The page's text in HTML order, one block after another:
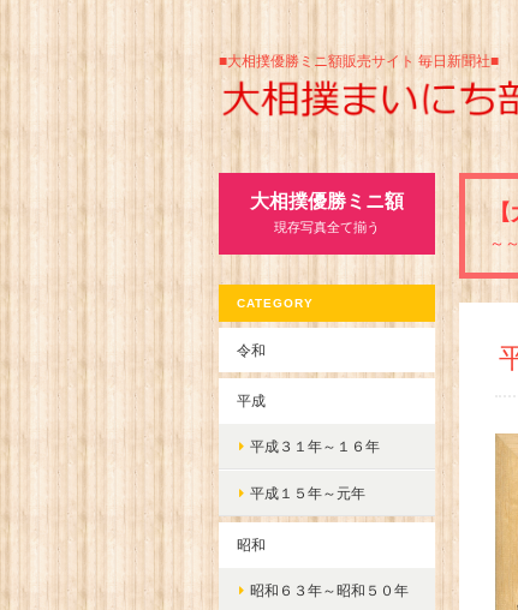
■大相撲優勝ミニ額販売サイト 毎日新聞社■
～
大相撲優勝ミニ額
現存写真全て揃う
CATEGORY
令和
平成
平成３１年～１６年
平成１５年～元年
昭和
昭和６３年～昭和５０年